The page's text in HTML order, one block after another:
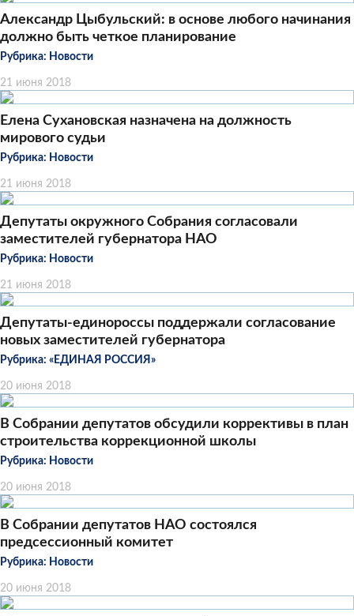
Александр Цыбульский: в основе любого начинания
должно быть четкое планирование
Рубрика: Новости
21 июня 2018
Елена Сухановская назначена на должность
мирового судьи
Рубрика: Новости
21 июня 2018
Депутаты окружного Собрания согласовали
заместителей губернатора НАО
Рубрика: Новости
21 июня 2018
Депутаты-единороссы поддержали согласование
новых заместителей губернатора
Рубрика: «ЕДИНАЯ РОССИЯ»
20 июня 2018
В Собрании депутатов обсудили коррективы в план
строительства коррекционной школы
Рубрика: Новости
20 июня 2018
В Собрании депутатов НАО состоялся
предсессионный комитет
Рубрика: Новости
20 июня 2018